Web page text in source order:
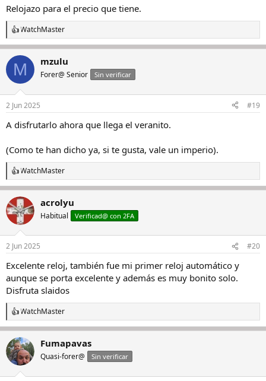
:
Relojazo para el precio que tiene.
R
e
c
i
e
:
WatchMaster
M mzulu
Forer@ Senior Sin verificar
2 Jun 2025 #19
A disfrutarlo ahora que llega el veranito.
(Como te han dicho ya, si te gusta, vale un imperio).
R
e
a
c
c
i
e
:
WatchMaster
acrolyu
Habitual Verificad@ con 2FA
2 Jun 2025 #20
Excelente reloj, también fue mi primer reloj automático y
aunque se porta excelente y además es muy bonito solo.
Disfruta slaidos
R
e
c
c
i
WatchMaster
Fumapavas
Quasi-forer@ Sin verificar